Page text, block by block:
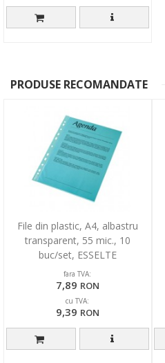
PRODUSE RECOMANDATE
File din plastic, A4, albastru
transparent, 55 mic., 10
buc/set, ESSELTE
fara TVA:
7,89 RON
cu TVA:
9,39 RON